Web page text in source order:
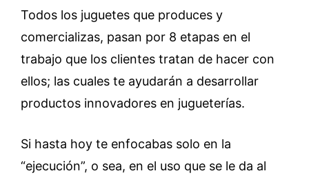
Todos los juguetes que produces y
comercializas, pasan por 8 etapas en el
trabajo que los clientes tratan de hacer con
ellos; las cuales te ayudarán a desarrollar
productos innovadores en jugueterías.
Si hasta hoy te enfocabas solo en la
“ejecución”, o sea, en el uso que se le da al